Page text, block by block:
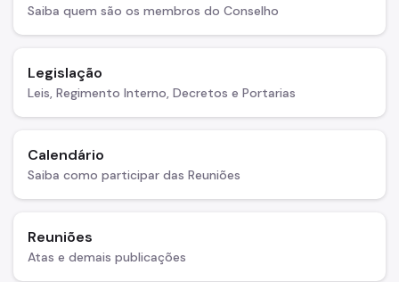
Áreas de Intervenção Urbana
Setor Central
Desenvolvimento Sustentável do Território
Notícias
Saiba quem são os membros do Conselho
Legislação
Leis, Regimento Interno, Decretos e Portarias
Calendário
Saiba como participar das Reuniões
Reuniões
Atas e demais publicações